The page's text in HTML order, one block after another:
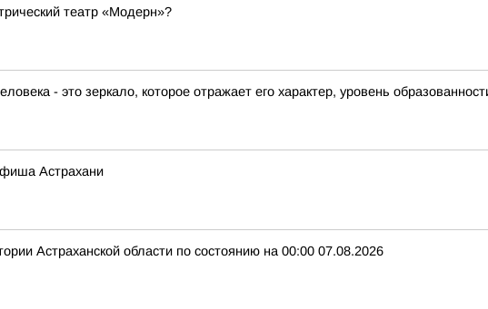
театр «Модерн»?
- это зеркало, которое отражает его характер, уровень
Астрахани
Астраханской области по состоянию на 00:00 07.08.2026